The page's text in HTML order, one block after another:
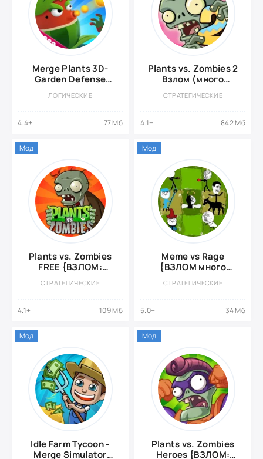
Merge Plants 3D-
Garden Defense
алмазов/Без
ЛОГИЧЕСКИЕ
4.4+ 77 Мб
Plants vs. Zombies 2
Взлом (много
СТРАТЕГИЧЕСКИЕ
4.1+ 842 Мб
Plants vs. Zombies
FREE {ВЗЛОМ:
СТРАТЕГИЧЕСКИЕ
4.1+ 109 Мб
Мод
Meme vs Rage
{ВЗЛОМ много
СТРАТЕГИЧЕСКИЕ
5.0+ 34 Мб
Мод
Idle Farm Tycoon -
Merge Simulator
Мод
Plants vs. Zombies
Heroes {ВЗЛОМ:
Мод